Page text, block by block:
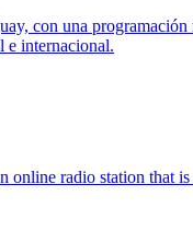
con una
e internacional.
radio station that